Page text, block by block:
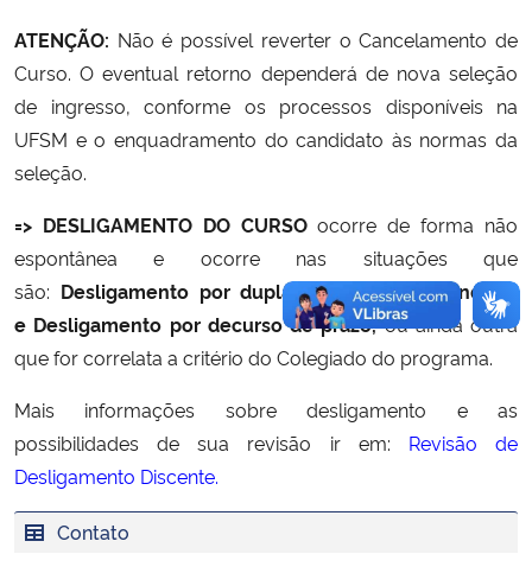
Secretaria-Geral
Secretaria de Governo
Advocacia-Geral da União
Banco Central do Brasil
ATENÇÃO: Não é possível reverter o Cancelamento de
Curso. O eventual retorno dependerá de nova seleção
de ingresso, conforme os processos disponíveis na
UFSM e o enquadramento do candidato às normas da
seleção.
=> DESLIGAMENTO DO CURSOocorre de forma não
espontânea e ocorre nas situações que
são: Desligamento por dupla reprovação,Abandono
e Desligamento por decurso de prazo,ou ainda outra
que for correlata a critério do Colegiado do programa.
Mais informações sobre desligamento e as
possibilidades de sua revisão ir em: Revisão de
Desligamento Discente.
Contato